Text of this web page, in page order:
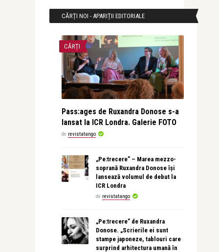
CĂRȚI NOI - APARIȚII EDITORIALE
CĂRȚI
Pass:ages de Ruxandra Donose s-a
lansat la ICR Londra. Galerie FOTO
de revistatango
„Pe:trecere” – Marea mezzo-
soprană Ruxandra Donose își
lansează volumul de debut la
ICR Londra
de revistatango
„Pe:trecere” de Ruxandra
Donose. „Scrierile ei sunt
stampe japoneze, tablouri care
surprind arhitectura umană în